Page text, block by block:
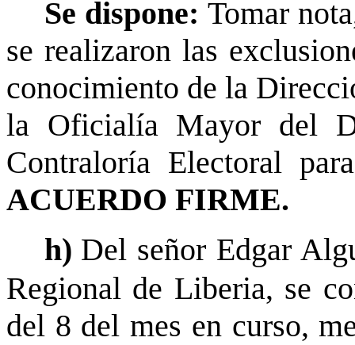
Se dispone:Tomar
se realizaron las
conocimiento de la
la Oficialía Mayor del
Contraloría Electoral
ACUERDO FIRME.
h) Del señor Edgar
Regional de Liberia, se
del 8 del mes en curso,